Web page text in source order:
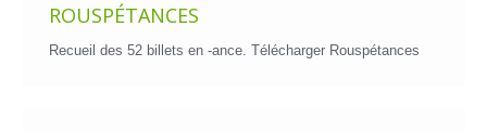
ROUSPÉTANCES
Recueil des 52 billets en -ance. Télécharger Rouspétances